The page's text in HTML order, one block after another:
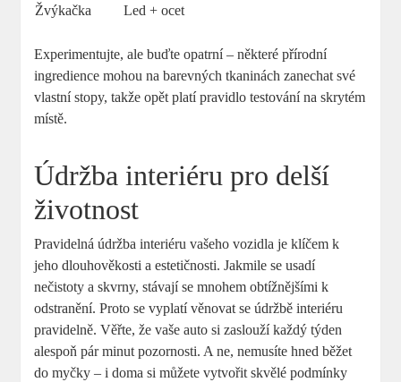
Žvýkačka
Led + ocet
Experimentujte, ale buďte opatrní – některé přírodní
ingredience mohou na barevných tkaninách zanechat své
vlastní stopy, takže opět platí pravidlo testování na skrytém
místě.
Údržba interiéru pro delší
životnost
Pravidelná údržba interiéru vašeho vozidla je klíčem k
jeho dlouhověkosti a estetičnosti. Jakmile se usadí
nečistoty a skvrny, stávají se mnohem obtížnějšími k
odstranění. Proto se vyplatí věnovat se údržbě interiéru
pravidelně. Věřte, že vaše auto si zaslouží každý týden
alespoň pár minut pozornosti. A ne, nemusíte hned běžet
do myčky – i doma si můžete vytvořit skvělé podmínky